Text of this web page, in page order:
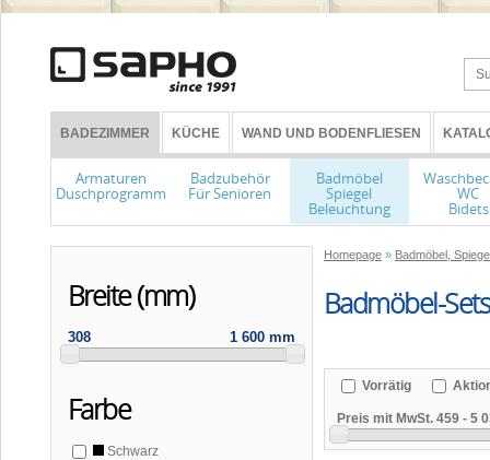
BADEZIMMER KÜCHE WAND UND BODENFLIESEN
Armaturen
Duschprogramm
Badzubehör
Für Senioren
Badmöbel
Spiegel
Beleuchtung
WC
Bidets
Homepage » Badmöbel,
Badmöbel-Sets
Breite (mm)
308 1 600 mm
Farbe
Schwarz
Vorrätig
Preis mit MwSt. 459 - 5